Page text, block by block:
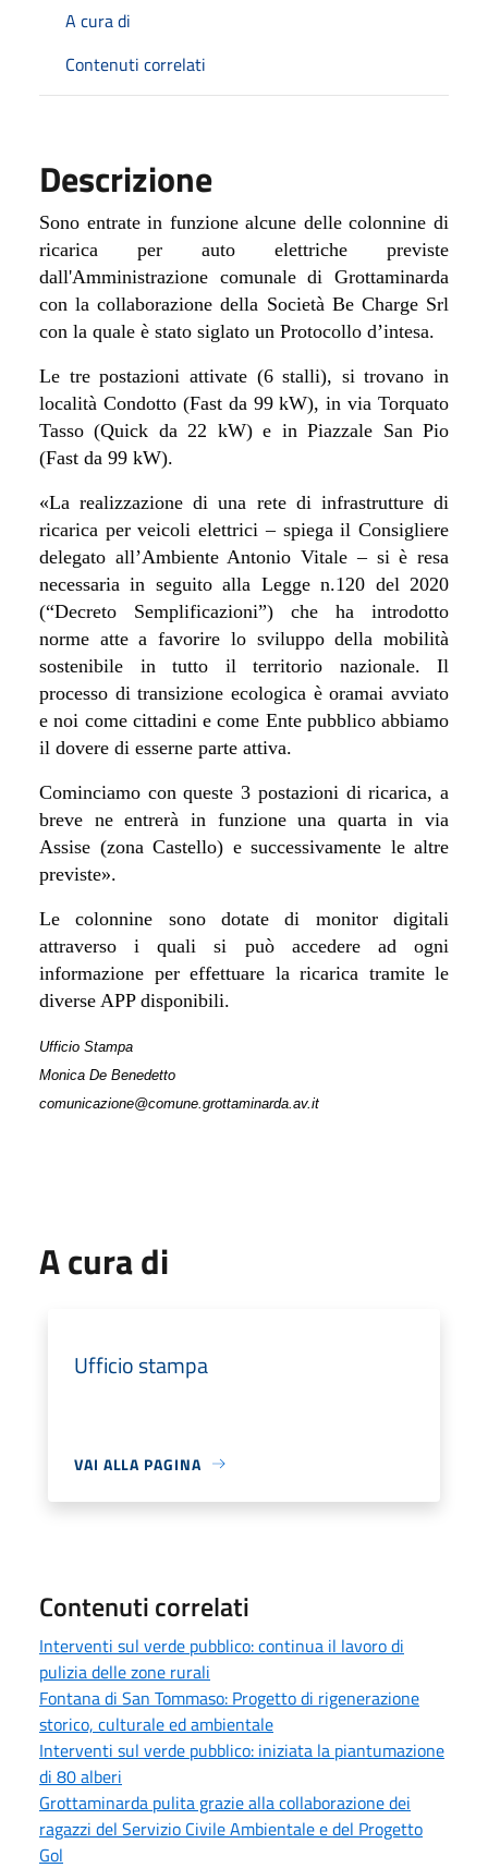
A cura di
Contenuti correlati
Descrizione
Sono entrate in funzione alcune delle colonnine di
ricarica per auto elettriche previste
dall'Amministrazione comunale di Grottaminarda
con la collaborazione della Società Be Charge Srl
con la quale è stato siglato un Protocollo d’intesa.
Le tre postazioni attivate (6 stalli), si trovano in
località Condotto (Fast da 99 kW), in via Torquato
Tasso (Quick da 22 kW) e in Piazzale San Pio
(Fast da 99 kW).
«La realizzazione di una rete di infrastrutture di
ricarica per veicoli elettrici – spiega il Consigliere
delegato all’Ambiente Antonio Vitale – si è resa
necessaria in seguito alla Legge n.120 del 2020
(“Decreto Semplificazioni”) che ha introdotto
norme atte a favorire lo sviluppo della mobilità
sostenibile in tutto il territorio nazionale. Il
processo di transizione ecologica è oramai avviato
e noi come cittadini e come Ente pubblico abbiamo
il dovere di esserne parte attiva.
Cominciamo con queste 3 postazioni di ricarica, a
breve ne entrerà in funzione una quarta in via
Assise (zona Castello) e successivamente le altre
previste».
Le colonnine sono dotate di monitor digitali
attraverso i quali si può accedere ad ogni
informazione per effettuare la ricarica tramite le
diverse APP disponibili.
Ufficio Stampa
Monica De Benedetto
comunicazione@comune.grottaminarda.av.it
A cura di
Ufficio stampa
VAI ALLA PAGINA
Contenuti correlati
Interventi sul verde pubblico: continua il lavoro di
pulizia delle zone rurali
Fontana di San Tommaso: Progetto di rigenerazione
storico, culturale ed ambientale
Interventi sul verde pubblico: iniziata la piantumazione
di 80 alberi
Grottaminarda pulita grazie alla collaborazione dei
ragazzi del Servizio Civile Ambientale e del Progetto
Gol